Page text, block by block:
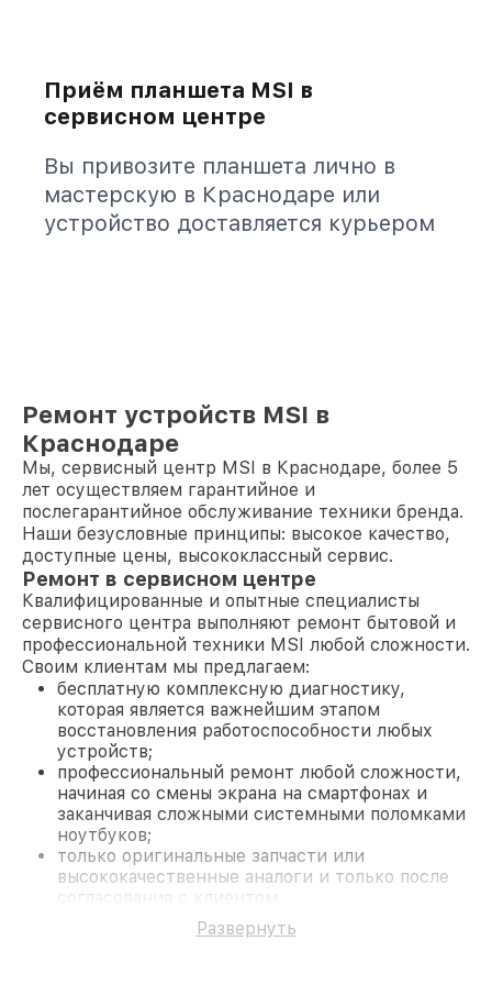
Приём планшета MSI в
сервисном центре
Вы привозите планшета лично в
мастерскую в Краснодаре или
устройство доставляется курьером
Ремонт устройств MSI в
Краснодаре
Мы, сервисный центр MSI в Краснодаре, более 5
лет осуществляем гарантийное и
послегарантийное обслуживание техники бренда.
Наши безусловные принципы: высокое качество,
доступные цены, высококлассный сервис.
Ремонт в сервисном центре
Квалифицированные и опытные специалисты
сервисного центра выполняют ремонт бытовой и
профессиональной техники MSI любой сложности.
Своим клиентам мы предлагаем:
бесплатную комплексную диагностику,
которая является важнейшим этапом
восстановления работоспособности любых
устройств;
профессиональный ремонт любой сложности,
начиная со смены экрана на смартфонах и
заканчивая сложными системными поломками
ноутбуков;
только оригинальные запчасти или
высококачественные аналоги и только после
согласования с клиентом.
На все работы и замененные комплектующие
предоставляется длительная гарантия. В случае
Развернуть